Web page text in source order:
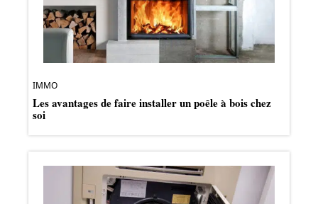
IMMO
Les avantages de faire installer un poêle à bois chez
soi